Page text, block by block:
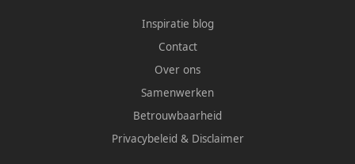
Inspiratie blog
Contact
Over ons
Samenwerken
Betrouwbaarheid
Privacybeleid & Disclaimer